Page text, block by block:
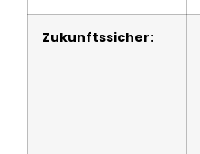
Zukunftssicher: